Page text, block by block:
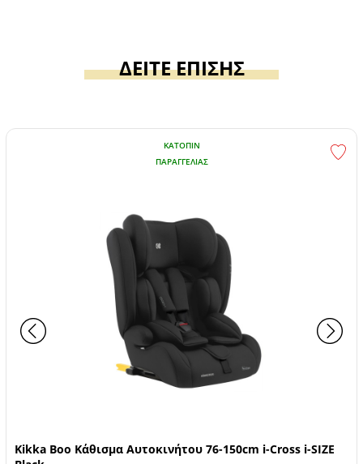
ΔΕΙΤΕ ΕΠΙΣΗΣ
ΚΑΤΌΠΙΝ
ΠΑΡΑΓΓΕΛΊΑΣ
Kikka Boo Κάθισμα Αυτοκινήτου 76-150cm i-Cross i-SIZE